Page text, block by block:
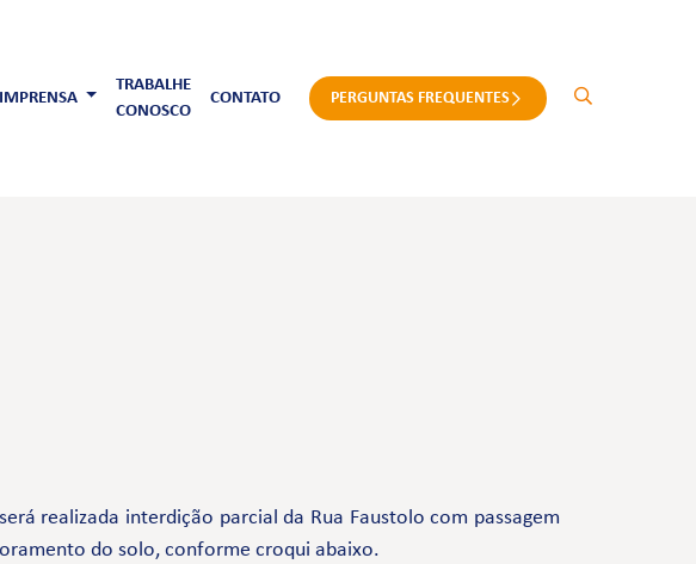
IMPRENSA
TRABALHE
CONOSCO
CONTATO PERGUNTAS FREQUENTES
realizada interdição parcial da Rua Faustolo com passagem
do solo, conforme croqui abaixo.